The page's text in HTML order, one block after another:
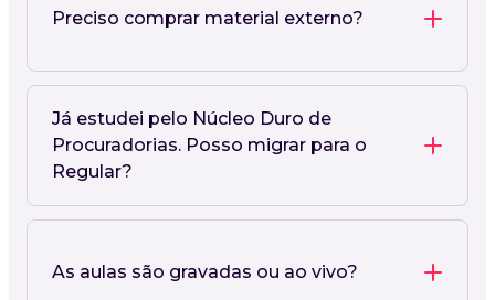
Preciso comprar material externo?
Já estudei pelo Núcleo Duro de
Procuradorias. Posso migrar para o
Regular?
As aulas são gravadas ou ao vivo?